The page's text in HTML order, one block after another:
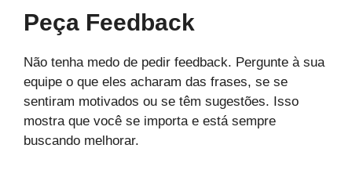
Peça Feedback
Não tenha medo de pedir feedback. Pergunte à sua
equipe o que eles acharam das frases, se se
sentiram motivados ou se têm sugestões. Isso
mostra que você se importa e está sempre
buscando melhorar.